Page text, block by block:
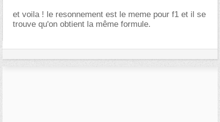
et voila ! le resonnement est le meme pour f1 et il se
trouve qu'on obtient la même formule.